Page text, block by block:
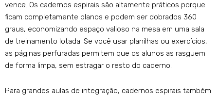
vence. Os cadernos espirais são altamente práticos porque
ficam completamente planos e podem ser dobrados 360
graus, economizando espaço valioso na mesa em uma sala
de treinamento lotada. Se você usar planilhas ou exercícios,
as páginas perfuradas permitem que os alunos as rasguem
de forma limpa, sem estragar o resto do caderno.
Para grandes aulas de integração, cadernos espirais também